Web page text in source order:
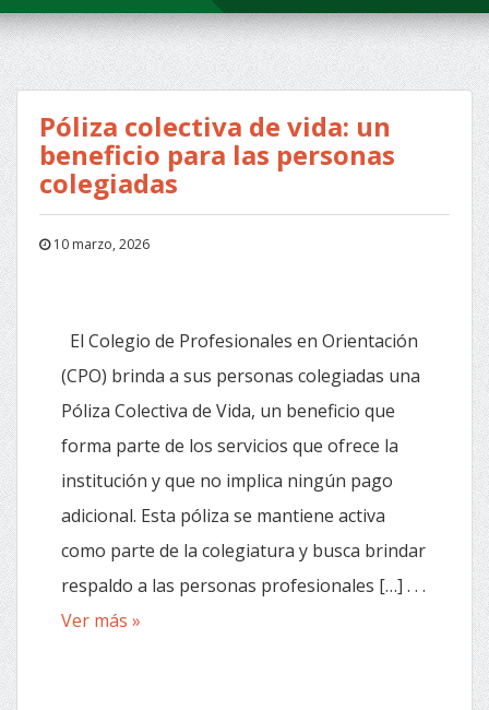
Póliza colectiva de vida: un
beneficio para las personas
colegiadas
10 marzo, 2026
El Colegio de Profesionales en Orientación
(CPO) brinda a sus personas colegiadas una
Póliza Colectiva de Vida, un beneficio que
forma parte de los servicios que ofrece la
institución y que no implica ningún pago
adicional. Esta póliza se mantiene activa
como parte de la colegiatura y busca brindar
respaldo a las personas profesionales […] . . .
Ver más »